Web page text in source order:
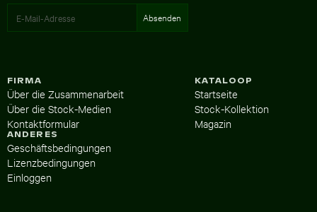
KATALOOP
Startseite
Stock-Kollektion
Magazin
FIRMA
Über die Zusammenarbeit
Über die Stock-Medien
Kontaktformular
ANDERES
Geschäftsbedingungen
Lizenzbedingungen
Einloggen